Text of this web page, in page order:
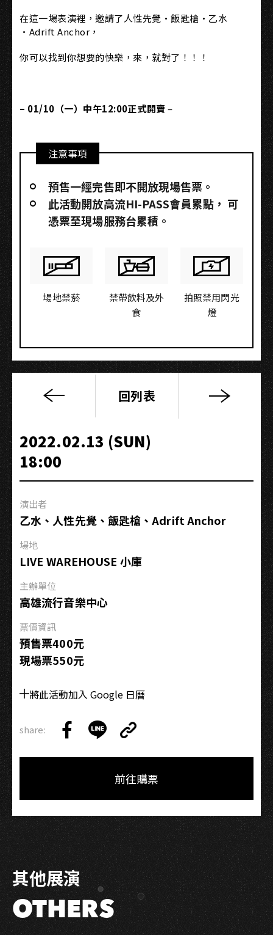
在這一場表演裡，邀請了人性先覺·飯匙槍·乙水
·Adrift Anchor，
你可以找到你想要的快樂，來，就對了！！！
– 01/10（一）中午12:00正式開賣 –
注意事項
預售一經完售即不開放現場售票。
此活動開放高流HI-PASS會員累點，​ 可
憑票至現場服務台累積。
場地禁菸
禁帶飲料及外
食
拍照禁用閃光
燈
POKE
ROCK
——
高
雄
小
回列表
2022.02.13 (SUN)
18:00
演出者
乙水、人性先覺、飯匙槍、Adrift Anchor
場地
LIVE WAREHOUSE 小庫
主辦單位
高雄流行音樂中心
票價資訊
預售票400元
現場票550元
將此活動加入 Google 日曆
share:
on
on
Link
Copy
前往購票
其他展演
OTHERS